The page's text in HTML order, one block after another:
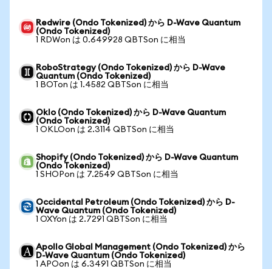
Redwire (Ondo Tokenized) から D-Wave Quantum
(Ondo Tokenized)
1 RDWon は 0.649928 QBTSon に相当
RoboStrategy (Ondo Tokenized) から D-Wave
Quantum (Ondo Tokenized)
1 BOTon は 1.4582 QBTSon に相当
Oklo (Ondo Tokenized) から D-Wave Quantum
(Ondo Tokenized)
1 OKLOon は 2.3114 QBTSon に相当
Shopify (Ondo Tokenized) から D-Wave Quantum
(Ondo Tokenized)
1 SHOPon は 7.2549 QBTSon に相当
Occidental Petroleum (Ondo Tokenized) から D-
Wave Quantum (Ondo Tokenized)
1 OXYon は 2.7291 QBTSon に相当
Apollo Global Management (Ondo Tokenized) から
D-Wave Quantum (Ondo Tokenized)
1 APOon は 6.3491 QBTSon に相当